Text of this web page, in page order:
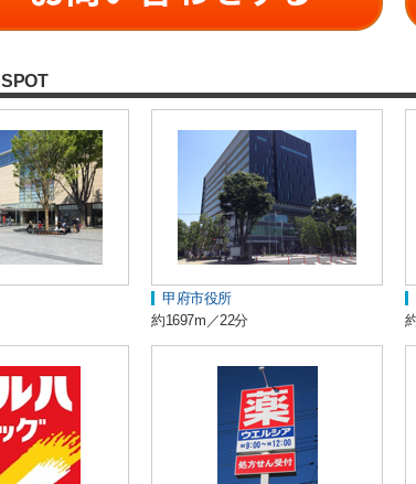
SPOT
甲府市役所
約1697m／22分